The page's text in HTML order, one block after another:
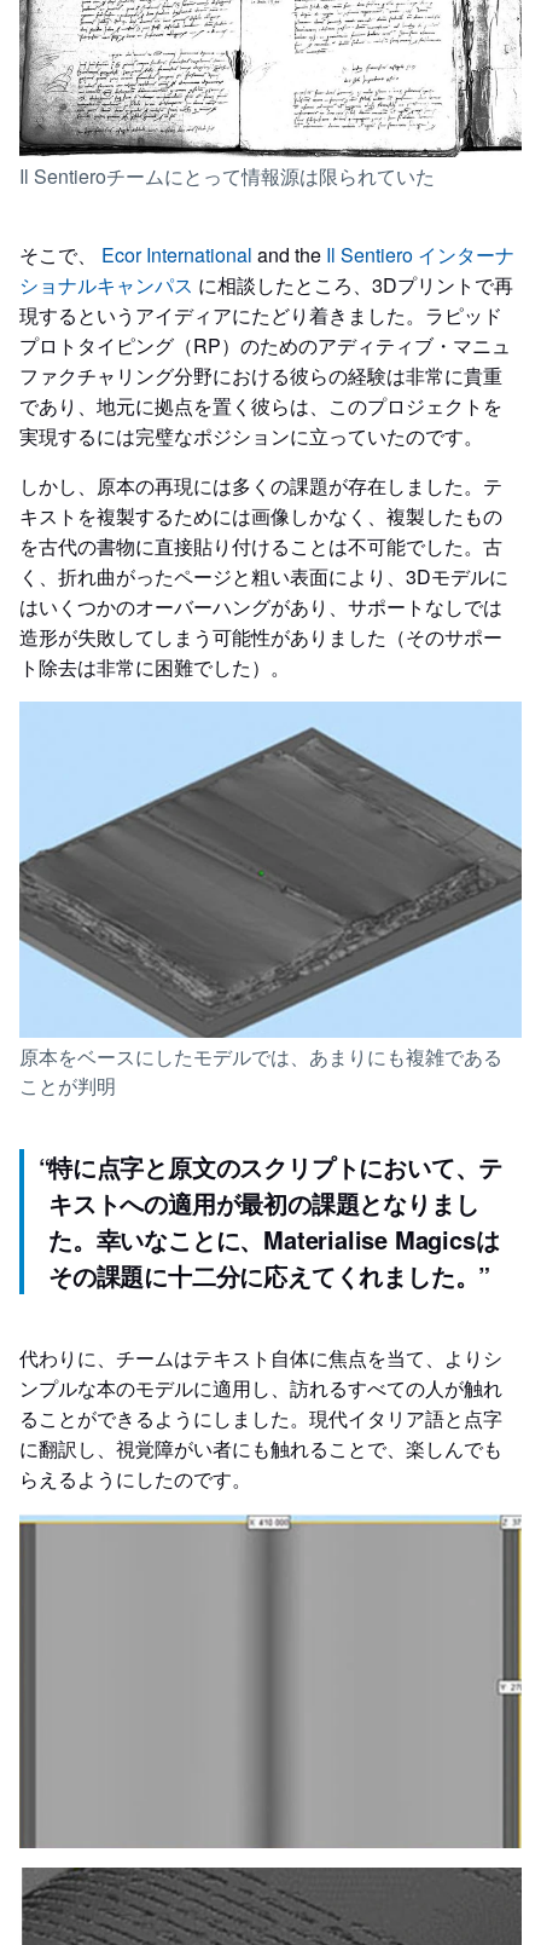
Il Sentieroチームにとって情報源は限られていた
そこで、 Ecor International and the Il Sentiero インターナ
ショナルキャンパス に相談したところ、3Dプリントで再
現するというアイディアにたどり着きました。ラピッド
プロトタイピング（RP）のためのアディティブ・マニュ
ファクチャリング分野における彼らの経験は非常に貴重
であり、地元に拠点を置く彼らは、このプロジェクトを
実現するには完璧なポジションに立っていたのです。
しかし、原本の再現には多くの課題が存在しました。テ
キストを複製するためには画像しかなく、複製したもの
を古代の書物に直接貼り付けることは不可能でした。古
く、折れ曲がったページと粗い表面により、3Dモデルに
はいくつかのオーバーハングがあり、サポートなしでは
造形が失敗してしまう可能性がありました（そのサポー
ト除去は非常に困難でした）。
原本をベースにしたモデルでは、あまりにも複雑である
ことが判明
“特に点字と原文のスクリプトにおいて、テ
キストへの適用が最初の課題となりまし
た。幸いなことに、Materialise Magicsは
その課題に十二分に応えてくれました。 ”
代わりに、チームはテキスト自体に焦点を当て、よりシ
ンプルな本のモデルに適用し、訪れるすべての人が触れ
ることができるようにしました。現代イタリア語と点字
に翻訳し、視覚障がい者にも触れることで、楽しんでも
らえるようにしたのです。